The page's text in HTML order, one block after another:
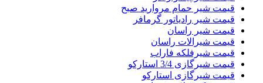
قیمت شیر حمام مروارید صبح
قیمت شیر رادیاتور گرمافر
قیمت شیر راسان
قیمت شیرالات راسان
قیمت شیرفلکه فاراب
قیمت شیرگازی 3/4 استارکو
قیمت شیرگازی استارکو